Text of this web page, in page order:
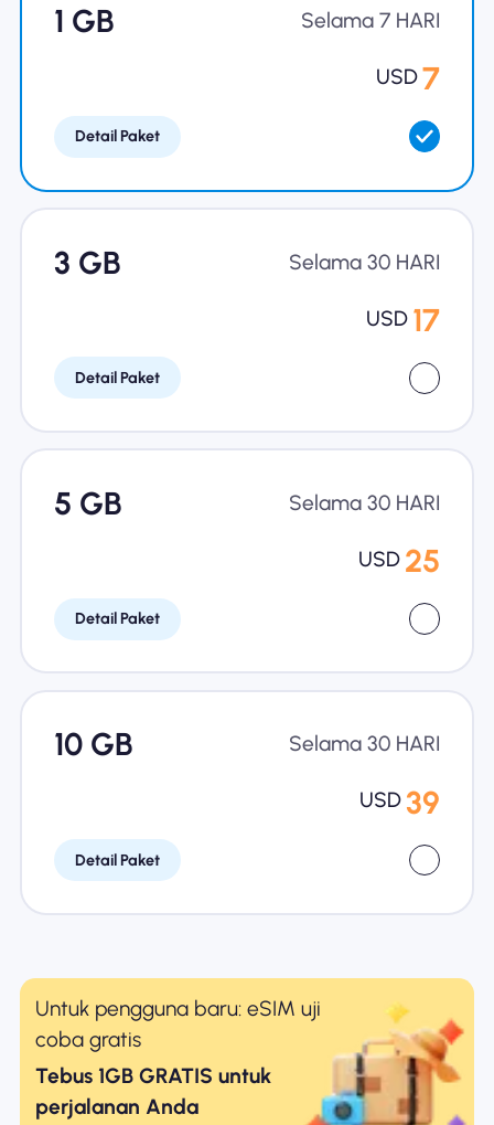
Menggunakan eSIM
Untuk bisnis
1 GB Selama 7 HARI
USD 7
Detail Paket
3 GB Selama 30 HARI
USD 17
Detail Paket
5 GB Selama 30 HARI
USD 25
Detail Paket
10 GB Selama 30 HARI
USD 39
Detail Paket
Untuk pengguna baru: eSIM uji
coba gratis
Tebus 1GB GRATIS untuk
perjalanan Anda